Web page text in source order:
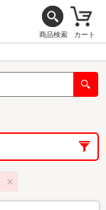
商品検索 カート